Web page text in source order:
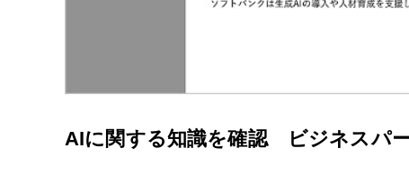
AIに関する知識を確認 ビジネスパ